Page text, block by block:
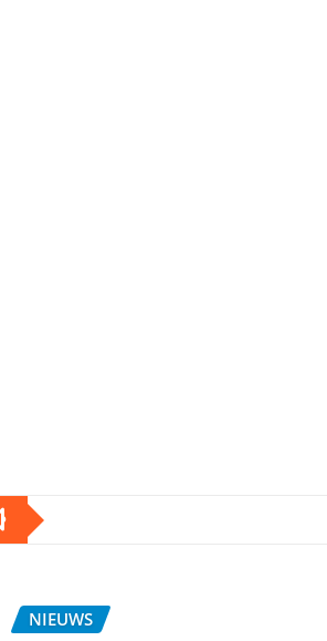
NIEUWS